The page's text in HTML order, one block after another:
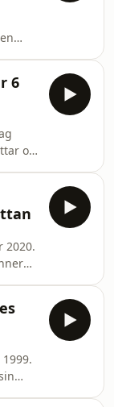
för att
6
om
2020.
Erik